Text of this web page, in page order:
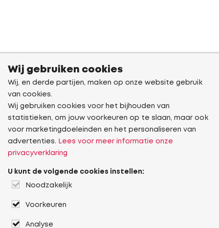
Wij gebruiken cookies
Wij, en derde partijen, maken op onze website gebruik
van cookies.
Wij gebruiken cookies voor het bijhouden van
statistieken, om jouw voorkeuren op te slaan, maar ook
voor marketingdoeleinden en het personaliseren van
advertenties.
Lees voor meer informatie onze
privacyverklaring
U kunt de volgende cookies instellen:
Noodzakelijk
Voorkeuren
Analyse